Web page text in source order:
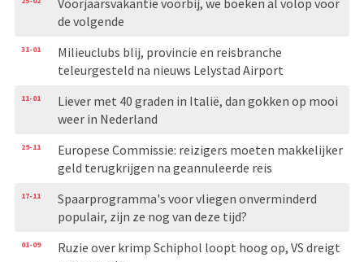
de volgende
31-01
Milieuclubs blij, provincie en reisbranche
teleurgesteld na nieuws Lelystad Airport
11-01
Liever met 40 graden in Italië, dan gokken op mooi
weer in Nederland
29-11
Europese Commissie: reizigers moeten makkelijker
geld terugkrijgen na geannuleerde reis
17-11
Spaarprogramma's voor vliegen onverminderd
populair, zijn ze nog van deze tijd?
01-09
Ruzie over krimp Schiphol loopt hoog op, VS dreigt